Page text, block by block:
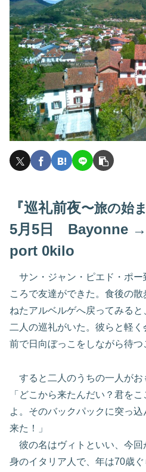
『巡礼前夜〜旅の始
5月5日 Bayonne →
port 0kilo
サン・ジャン・ピエド・ポー
ころで友達ができた。食後の
ねたアルベルゲへ戻ってみる
二人の巡礼がいた。彼らと軽
前で日向ぼっこをしながら待つ
すると二人のうちの一人がお
「どこから来たんだい？君を
よ。そのバックパックに突っ
来た！」
彼の名はヴィトといい、今回
身のイタリア人で、年は70歳